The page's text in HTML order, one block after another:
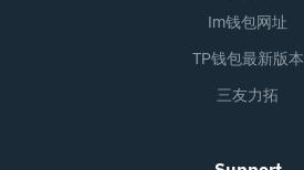
Im钱包网址
TP钱包最新版本
三友力拓